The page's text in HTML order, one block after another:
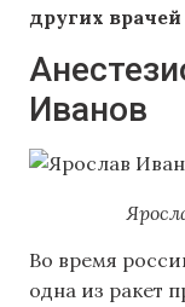
других
Иванов
Во время
одна из ракет